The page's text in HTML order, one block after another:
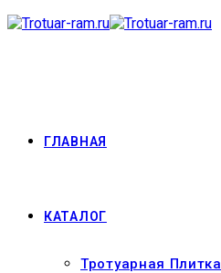
ГЛАВНАЯ
КАТАЛОГ
Тротуарная Плитка